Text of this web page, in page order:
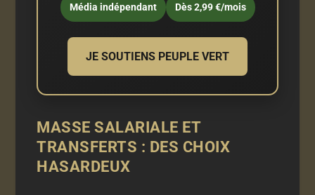
Média indépendant Dès 2,99 €/mois
JE SOUTIENS PEUPLE VERT
MASSE SALARIALE ET
TRANSFERTS : DES CHOIX
HASARDEUX